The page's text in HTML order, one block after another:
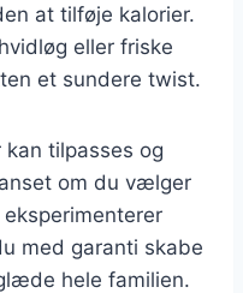
at tilføje kalorier.
eller friske
et sundere twist.
kan tilpasses og
om du vælger
med garanti skabe
hele familien.